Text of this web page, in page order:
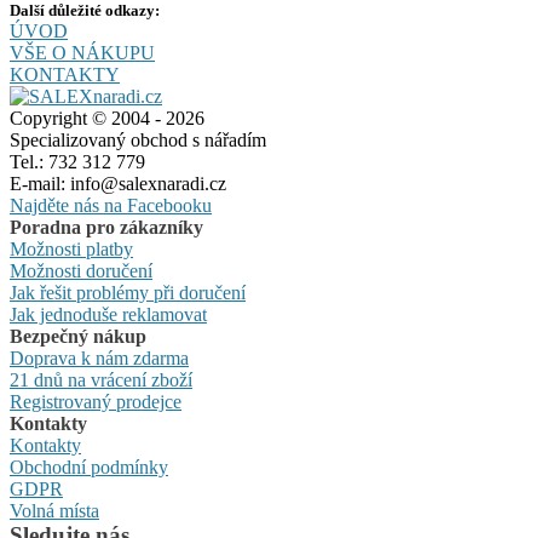
Další důležité odkazy:
ÚVOD
VŠE O NÁKUPU
KONTAKTY
Copyright © 2004 - 2026
Specializovaný obchod s nářadím
Tel.: 732 312 779
E-mail: info@salexnaradi.cz
Najděte nás na Facebooku
Poradna pro zákazníky
Možnosti platby
Možnosti doručení
Jak řešit problémy při doručení
Jak jednoduše reklamovat
Bezpečný nákup
Doprava k nám zdarma
21 dnů na vrácení zboží
Registrovaný prodejce
Kontakty
Kontakty
Obchodní podmínky
GDPR
Volná místa